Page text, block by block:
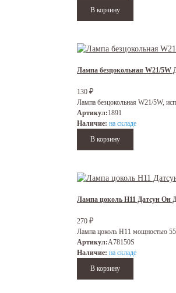
Лампа безцокольная W21/
130 ₽
Лампа безцокольная W21/5W,
Артикул:1891
Наличие: на складе
Лампа цоколь H11 Датсун Он
270 ₽
Лампа цоколь H11 мощностью
Артикул:A78150S
Наличие: на складе